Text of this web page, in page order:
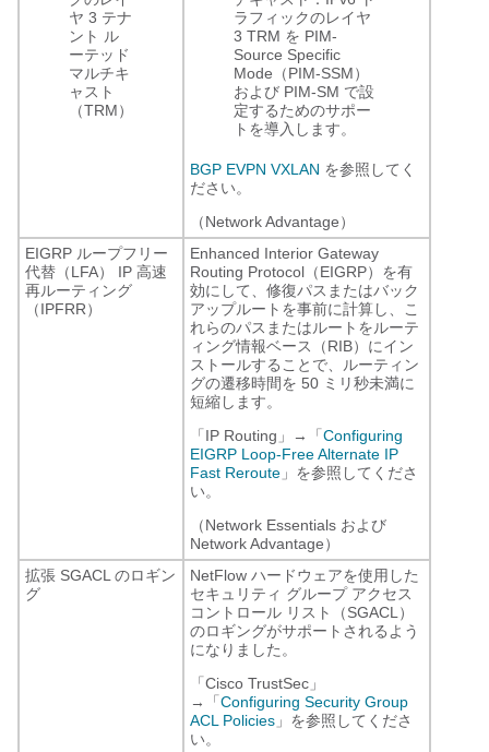
ヤ 3 テナ
ント ル
ーテッド
マルチキ
ャスト
（TRM）
ラフィックのレイヤ
3 TRM を PIM-
Source Specific
Mode（PIM-SSM）
および PIM-SM で設
定するためのサポー
トを導入します。
BGP EVPN VXLAN を参照してく
ださい。
（Network Advantage）
EIGRP ループフリー
代替（LFA） IP 高速
再ルーティング
（IPFRR）
Enhanced Interior Gateway
Routing Protocol（EIGRP）を有
効にして、修復パスまたはバック
アップルートを事前に計算し、こ
れらのパスまたはルートをルーテ
ィング情報ベース（RIB）にイン
ストールすることで、ルーティン
グの遷移時間を 50 ミリ秒未満に
短縮します。
「IP Routing」→「Configuring
EIGRP Loop-Free Alternate IP
Fast Reroute 」を参照してくださ
い。
（Network Essentials および
Network Advantage）
拡張 SGACL のロギン
グ
NetFlow ハードウェアを使用した
セキュリティ グループ アクセス
コントロール リスト（SGACL）
のロギングがサポートされるよう
になりました。
「Cisco TrustSec」
→「Configuring Security Group
ACL Policies 」を参照してくださ
い。